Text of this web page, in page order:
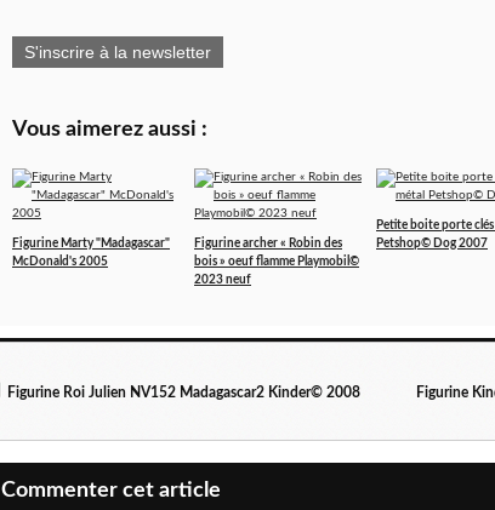
S'inscrire à la newsletter
Vous aimerez aussi :
Figurine Marty "Madagascar"
McDonald's 2005
Figurine archer « Robin des
bois » oeuf flamme Playmobil©
2023 neuf
Petite boite porte clés
Petshop© Dog 2007
Figurine Roi Julien NV152 Madagascar2 Kinder© 2008 Figurine
Commenter cet article